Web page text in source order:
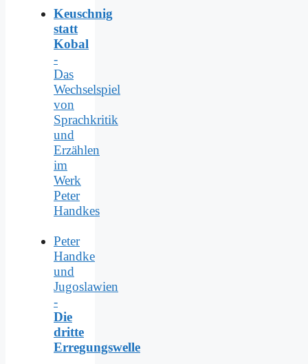
Keuschnig
statt
Kobal
-
Das
Wechselspiel
von
Sprachkritik
und
Erzählen
im
Werk
Peter
Handkes
Peter
Handke
und
Jugoslawien
-
Die
dritte
Erregungswelle